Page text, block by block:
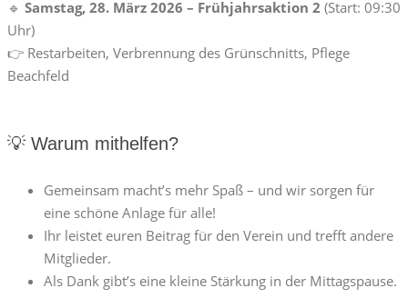
🔹 Samstag, 28. März 2026 – Frühjahrsaktion 2 (Start: 09:30
Uhr)
👉 Restarbeiten, Verbrennung des Grünschnitts, Pflege
Beachfeld
💡 Warum mithelfen?
Gemeinsam macht’s mehr Spaß – und wir sorgen für
eine schöne Anlage für alle!
Ihr leistet euren Beitrag für den Verein und trefft andere
Mitglieder.
Als Dank gibt’s eine kleine Stärkung in der Mittagspause.